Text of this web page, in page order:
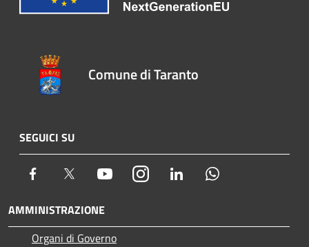
Comune di Taranto
SEGUICI SU
Facebook Twitter YoutubeInstagram LinkedIn
AMMINISTRAZIONE
Organi di Governo